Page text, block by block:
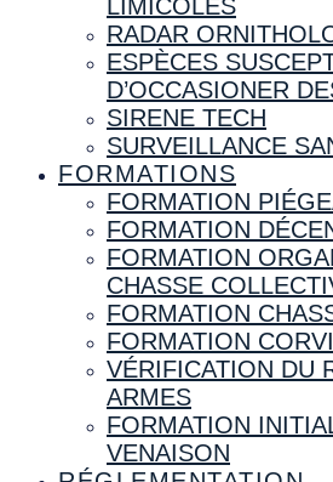
LIMICOLES
RADAR
ESPÈCES
D’OCCASIONER
SIRENE TECH
SURVEILLANCE
FORMATIONS
FORMATION
FORMATION
FORMATION
CHASSE
FORMATION
FORMATION
VÉRIFICATION DU
ARMES
FORMATION
VENAISON